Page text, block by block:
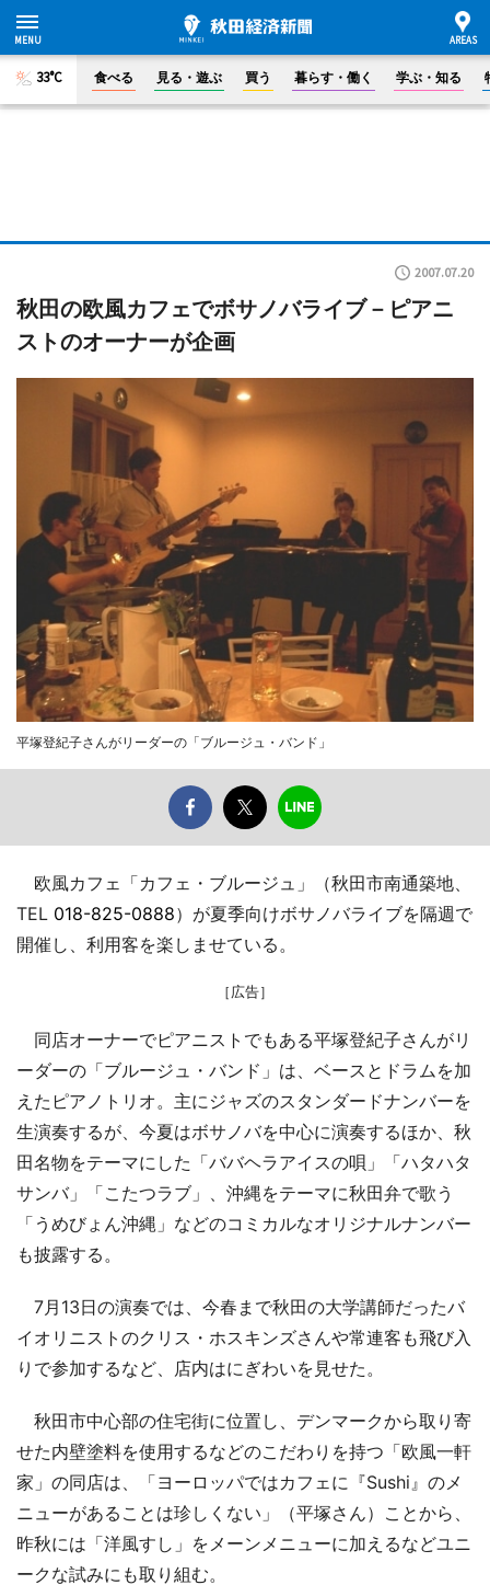
33°C 食べる 見る・遊ぶ 買う 暮らす・働く 学ぶ・知る
2007.07.20
秋田の欧風カフェでボサノバライブ－ピアニ
ストのオーナーが企画
平塚登紀子さんがリーダーの「ブルージュ・バンド」
欧風カフェ「カフェ・ブルージュ」（秋田市南通築地、
TEL 018-825-0888）が夏季向けボサノバライブを隔週で
開催し、利用客を楽しませている。
［広告］
同店オーナーでピアニストでもある平塚登紀子さんがリ
ーダーの「ブルージュ・バンド」は、ベースとドラムを加
えたピアノトリオ。主にジャズのスタンダードナンバーを
生演奏するが、今夏はボサノバを中心に演奏するほか、秋
田名物をテーマにした「ババヘラアイスの唄」「ハタハタ
サンバ」「こたつラブ」、沖縄をテーマに秋田弁で歌う
「うめびょん沖縄」などのコミカルなオリジナルナンバー
も披露する。
7月13日の演奏では、今春まで秋田の大学講師だったバ
イオリニストのクリス・ホスキンズさんや常連客も飛び入
りで参加するなど、店内はにぎわいを見せた。
秋田市中心部の住宅街に位置し、デンマークから取り寄
せた内壁塗料を使用するなどのこだわりを持つ「欧風一軒
家」の同店は、「ヨーロッパではカフェに『Sushi』のメ
ニューがあることは珍しくない」（平塚さん）ことから、
昨秋には「洋風すし」をメーンメニューに加えるなどユニ
ークな試みにも取り組む。